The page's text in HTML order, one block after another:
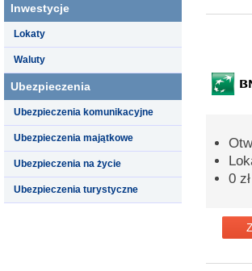
Inwestycje
Lokaty
Waluty
Ubezpieczenia
Ubezpieczenia komunikacyjne
Ubezpieczenia majątkowe
Ubezpieczenia na życie
Ubezpieczenia turystyczne
0